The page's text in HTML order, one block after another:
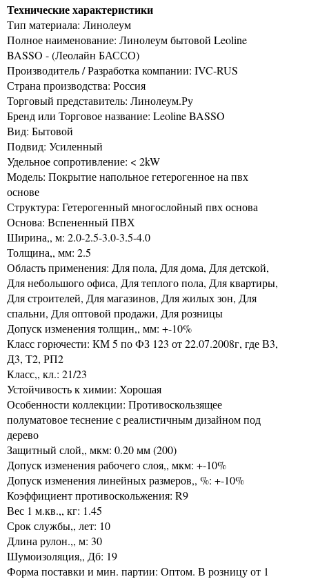
Технические характеристики
Тип материала: Линолеум
Полное наименование: Линолеум бытовой Leoline
BASSO - (Леолайн БАССО)
Производитель / Разработка компании: IVC-RUS
Страна производства: Россия
Торговый представитель: Линолеум.Ру
Бренд или Торговое название: Leoline BASSO
Вид: Бытовой
Подвид: Усиленный
Удельное сопротивление: < 2kW
Модель: Покрытие напольное гетерогенное на пвх
основе
Структура: Гетерогенный многослойный пвх основа
Основа: Вспененный ПВХ
Ширина,, м: 2.0-2.5-3.0-3.5-4.0
Толщина,, мм: 2.5
Область применения: Для пола, Для дома, Для детской,
Для небольшого офиса, Для теплого пола, Для квартиры,
Для строителей, Для магазинов, Для жилых зон, Для
спальни, Для оптовой продажи, Для розницы
Допуск изменения толщин,, мм: +-10%
Класс горючести: КМ 5 по ФЗ 123 от 22.07.2008г, где В3,
Д3, Т2, РП2
Класс,, кл.: 21/23
Устойчивость к химии: Хорошая
Особенности коллекции: Противоскользящее
полуматовое теснение с реалистичным дизайном под
дерево
Защитный слой,, мкм: 0.20 мм (200)
Допуск изменения рабочего слоя,, мкм: +-10%
Допуск изменения линейных размеров,, %: +-10%
Коэффициент противоскольжения: R9
Вес 1 м.кв.,, кг: 1.45
Срок службы,, лет: 10
Длина рулон.,, м: 30
Шумоизоляция,, Дб: 19
Форма поставки и мин. партии: Оптом. В розницу от 1